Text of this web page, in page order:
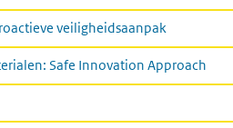
veiligheidsaanpak
Safe Innovation Approach